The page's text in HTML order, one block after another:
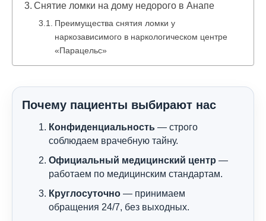
Снятие ломки на дому недорого в Анапе
Преимущества снятия ломки у
наркозависимого в наркологическом центре
«Парацельс»
Почему пациенты выбирают нас
Конфиденциальность — строго
соблюдаем врачебную тайну.
Официальный медицинский центр —
работаем по медицинским стандартам.
Круглосуточно — принимаем
обращения 24/7, без выходных.